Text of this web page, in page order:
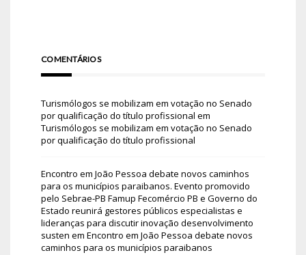
COMENTÁRIOS
Turismólogos se mobilizam em votação no Senado
por qualificação do título profissional em
Turismólogos se mobilizam em votação no Senado
por qualificação do título profissional
Encontro em João Pessoa debate novos caminhos
para os municípios paraibanos. Evento promovido
pelo Sebrae-PB Famup Fecomércio PB e Governo do
Estado reunirá gestores públicos especialistas e
lideranças para discutir inovação desenvolvimento
susten em Encontro em João Pessoa debate novos
caminhos para os municípios paraibanos